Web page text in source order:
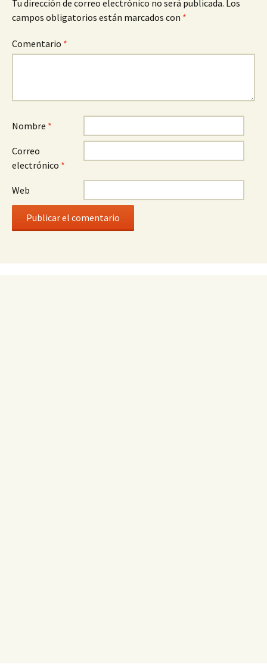
Tu dirección de correo electrónico no será publicada. Los
campos obligatorios están marcados con *
Comentario *
Nombre *
Correo
electrónico *
Web